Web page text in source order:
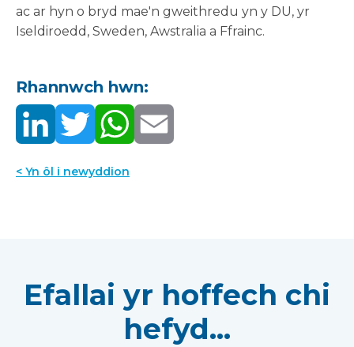
ac ar hyn o bryd mae'n gweithredu yn y DU, yr
Iseldiroedd, Sweden, Awstralia a Ffrainc.
Rhannwch hwn:
< Yn ôl i newyddion
Efallai yr hoffech chi
hefyd...